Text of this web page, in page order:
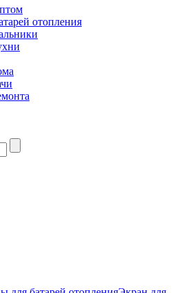
отопления